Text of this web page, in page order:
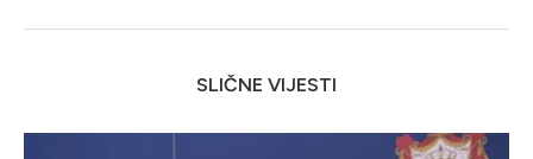
SLIČNE VIJESTI